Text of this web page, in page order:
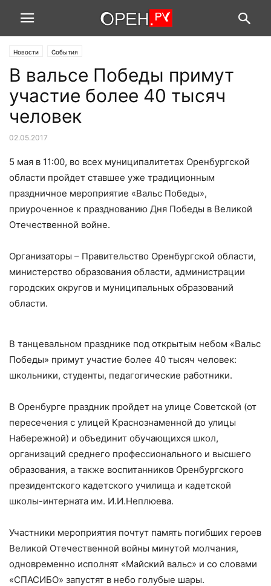
Новости События
В вальсе Победы примут
участие более 40 тысяч
человек
02.05.2017
5 мая в 11:00, во всех муниципалитетах Оренбургской
области пройдет ставшее уже традиционным
праздничное мероприятие «Вальс Победы»,
приуроченное к празднованию Дня Победы в Великой
Отечественной войне.
Организаторы – Правительство Оренбургской области,
министерство образования области, администрации
городских округов и муниципальных образований
области.
В танцевальном празднике под открытым небом «Вальс
Победы» примут участие более 40 тысяч человек:
школьники, студенты, педагогические работники.
В Оренбурге праздник пройдет на улице Советской (от
пересечения с улицей Краснознаменной до улицы
Набережной) и объединит обучающихся школ,
организаций среднего профессионального и высшего
образования, а также воспитанников Оренбургского
президентского кадетского училища и кадетской
школы-интерната им. И.И.Неплюева.
Участники мероприятия почтут память погибших героев
Великой Отечественной войны минутой молчания,
одновременно исполнят «Майский вальс» и со словами
«СПАСИБО» запустят в небо голубые шары.